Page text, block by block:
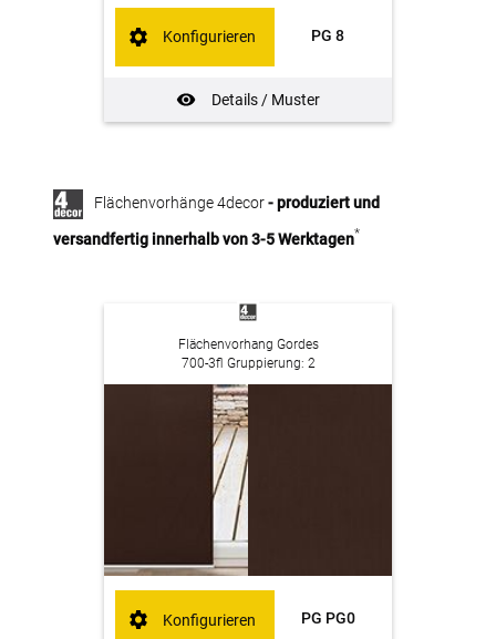
PG 8
Details / Muster
Konfigurieren
Flächenvorhänge 4decor- produziert und
versandfertig innerhalb von 3-5 Werktagen*
Flächenvorhang Gordes
700-3fl Gruppierung: 2
PG PG0
Konfigurieren